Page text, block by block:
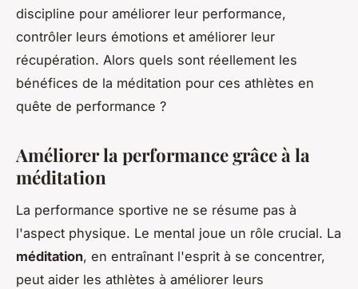
discipline pour améliorer leur performance,
contrôler leurs émotions et améliorer leur
récupération. Alors quels sont réellement les
bénéfices de la méditation pour ces athlètes en
quête de performance ?
Améliorer la performance grâce à la
méditation
La performance sportive ne se résume pas à
l'aspect physique. Le mental joue un rôle crucial. La
méditation, en entraînant l'esprit à se concentrer,
peut aider les athlètes à améliorer leurs